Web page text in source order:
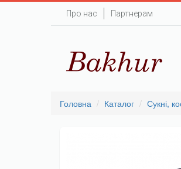
Про нас Партнерам
Головна Каталог Сукні,